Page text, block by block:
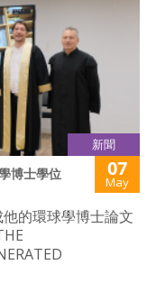
新聞
博士學位 07
May
的環球學博士論文